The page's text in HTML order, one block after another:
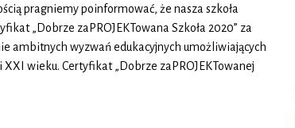
pragniemy poinformować, że nasza szkoła
„Dobrze zaPROJEKTowana Szkoła 2020” za
ambitnych wyzwań edukacyjnych umożliwiających
wieku. Certyfikat „Dobrze zaPROJEKTowanej